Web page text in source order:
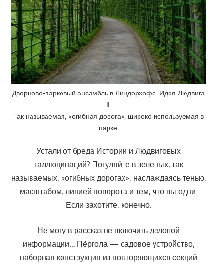
Дворцово-парковый ансамбль в Линдерхофе. Идея Людвига
II.
Так называемая, «огибная дорога», широко используемая в
парке.
Устали от бреда Истории и Людвиговых
галлюцинаций? Погуляйте в зеленых, так
называемых, «огибных дорогах», наслаждаясь тенью,
масштабом, линией поворота и тем, что вы одни.
Если захотите, конечно.
Не могу в рассказ не включить деловой
информации… Пе́ргола — садовое устройство,
наборная конструкция из повторяющихся секций